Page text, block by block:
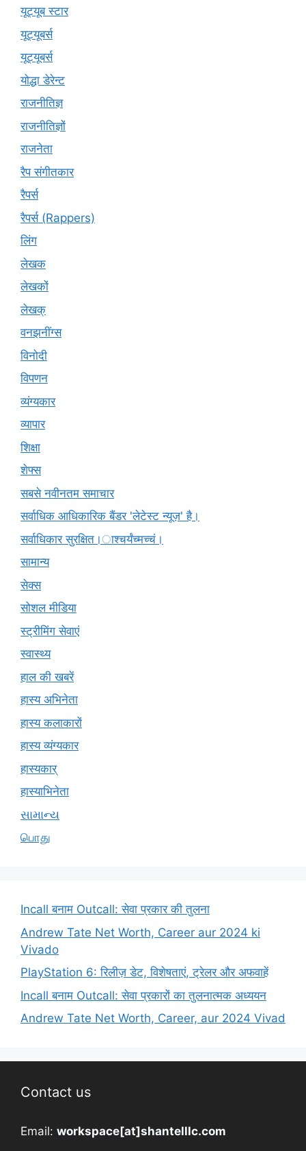
यूट्यूब स्टार
यूट्यूबर्स
यूट्‍यूबर्स
योद्धा डेरेन्ट
राजनीतिज्ञ
राजनीतिज्ञों
राजनेता
रैप संगीतकार
रैपर्स
रैपर्स (Rappers)
लिंग
लेखक
लेखकों
लेखक्
वनझनींग्स
विनोदी
विपणन
व्यंग्यकार
व्यापार
शिक्षा
शेफ्स
सबसे नवीनतम समाचार
सर्वाधिक आधिकारिक बैंडर 'लेटेस्ट न्यूज़' है।
सर्वाधिकार सुरक्षित।ाश्चर्यंच्मच्चं।
सामान्य
सेक्स
सोशल मीडिया
स्ट्रीमिंग सेवाएं
स्वास्थ्य
हाल की खबरें
हास्य अभिनेता
हास्य कलाकारों
हास्य व्यंग्यकार
हास्यकार्
हास्याभिनेता
સામાન્ય
பொது
Incall बनाम Outcall: सेवा प्रकार की तुलना
Andrew Tate Net Worth, Career aur 2024 ki
Vivado
PlayStation 6: रिलीज़ डेट, विशेषताएं, ट्रेलर और अफवाहें
Incall बनाम Outcall: सेवा प्रकारों का तुलनात्मक अध्ययन
Andrew Tate Net Worth, Career, aur 2024 Vivad
Contact us
Email: workspace[at]shantelllc.com